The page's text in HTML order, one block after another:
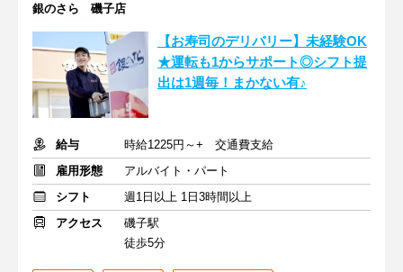
銀のさら 磯子店
【お寿司のデリバリー】未経験OK
★運転も1からサポート◎シフト提
出は1週毎！まかない有♪
給与
時給1225円～+ 交通費支給
雇用形態
アルバイト・パート
シフト
週1日以上 1日3時間以上
アクセス
磯子駅
徒歩5分